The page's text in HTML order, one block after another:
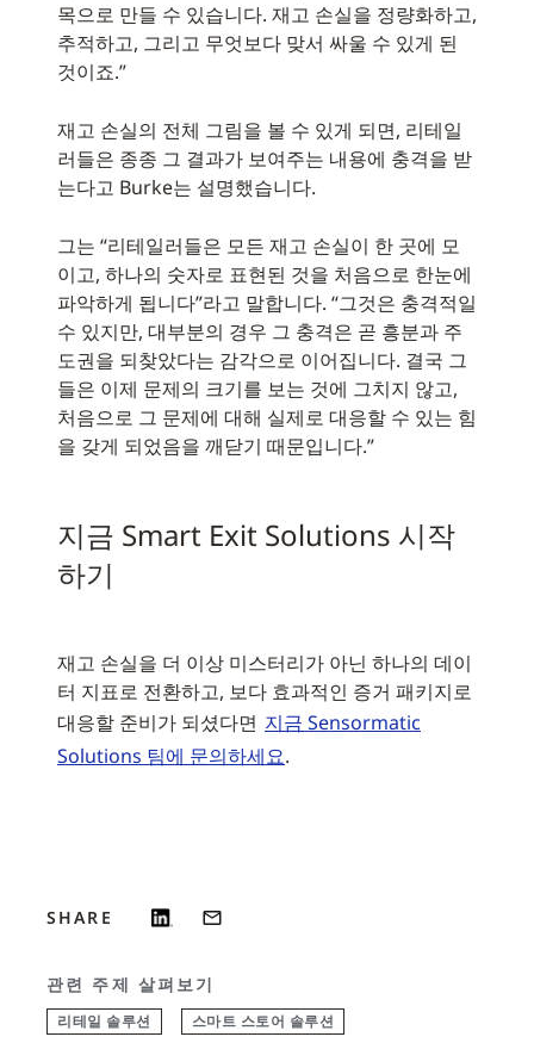
목으로 만들 수 있습니다. 재고 손실을 정량화하고,
추적하고, 그리고 무엇보다 맞서 싸울 수 있게 된
것이죠.”
재고 손실의 전체 그림을 볼 수 있게 되면, 리테일
러들은 종종 그 결과가 보여주는 내용에 충격을 받
는다고 Burke는 설명했습니다.
그는 “리테일러들은 모든 재고 손실이 한 곳에 모
이고, 하나의 숫자로 표현된 것을 처음으로 한눈에
파악하게 됩니다”라고 말합니다. “그것은 충격적일
수 있지만, 대부분의 경우 그 충격은 곧 흥분과 주
도권을 되찾았다는 감각으로 이어집니다. 결국 그
들은 이제 문제의 크기를 보는 것에 그치지 않고,
처음으로 그 문제에 대해 실제로 대응할 수 있는 힘
을 갖게 되었음을 깨닫기 때문입니다.”
지금 Smart Exit Solutions 시작
하기
재고 손실을 더 이상 미스터리가 아닌 하나의 데이
터 지표로 전환하고, 보다 효과적인 증거 패키지로
대응할 준비가 되셨다면 지금 Sensormatic
Solutions 팀에 문의하세요.
SHARE
관련 주제 살펴보기
리테일 솔루션 스마트 스토어 솔루션